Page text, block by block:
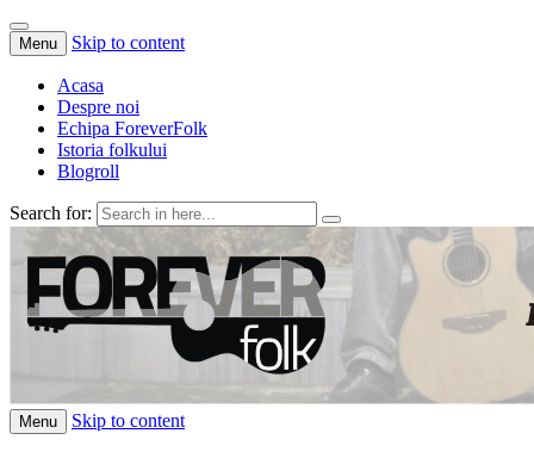
Menu Skip to content
Acasa
Despre noi
Echipa ForeverFolk
Istoria folkului
Blogroll
Search for:
ForeverFolk
Muzica sufletului tau
Menu Skip to content